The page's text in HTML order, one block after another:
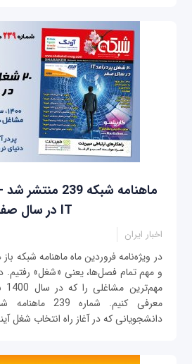
IT در سال صفر
اخبار ایران
در ویژه‌نامه فروردین ماه ماهنامه شبکه
و مهم تمام فصل‌ها، یعنی «شغل» رفتیم.
معرفی کنیم.
دانشجویانی که در آغاز راه انتخاب شغل